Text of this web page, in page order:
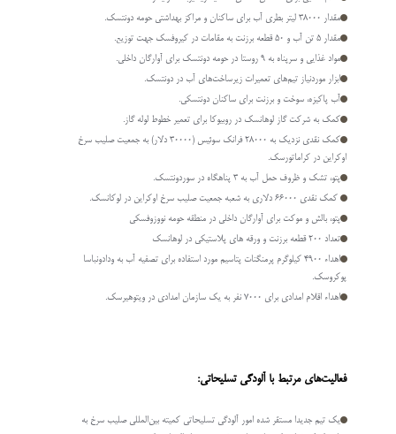
مقدار 38000 لیتر بطری آب برای ساکنان و مراکز بهداشتی حومه دونتسک.
مقدار 5 تن آب و 50 قطعه برزنت به مقامات در کیروفسک جهت توزیع.
مواد غذایی و سرپناه به 9 روستا در حومه دونتسک برای آوارگان داخلی.
ابزار موردنیاز تیم­‌های تعمیرات زیرساخت­‌های آب در دونتسک.
آب پاکیزه، سوخت و برزنت برای ساکنان دونتسکی.
کمک به شرکت گاز لوهانسک در روبیوکا برای تعمیر خطوط لوله گاز.
کمک نقدی نزدیک به 28000 فرانک سوئیس (30000 دلار) به جمعیت صلیب سرخ
اوکراین در کراماتورسک.
پتو، تشک و ظروف حمل آب به 3 پناهگاه در سوردونتسک.
کمک نقدی 66000 دلاری به شعبه جمعیت صلیب سرخ اوکراین در لوکانسک.
پتو، بالش و موکت برای آوارگان داخلی در منطقه حومه نووزوفسکی
تعداد 200 قطعه برزنت و ورقه های پلاستیکی در لوهانسک
اهداء 4900 کیلوگرم پرمنگنات پتاسیم مورد استفاده برای تصفیه آب به ودادونباسا
پوکروسک.
اهداء اقلام امدادی برای 7000 نفر به یک سازمان امدادی در ویتوهیرسک.
فعالیت­‌های مرتبط با آلودگی تسلیحاتی:
یک تیم جدیدا مستقر شده امور آلودگی تسلیحاتی کمیته بین­‌المللی صلیب سرخ به